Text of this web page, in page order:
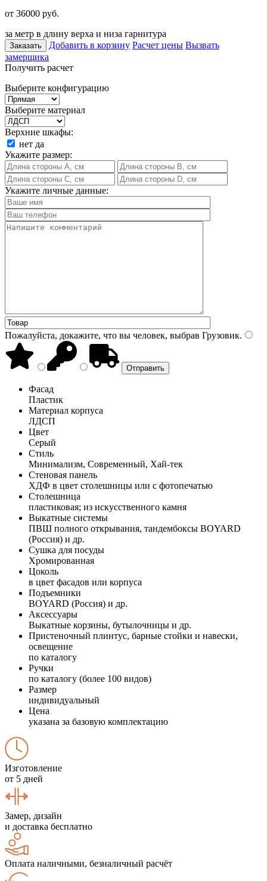
от 36000 руб.
за метр в длину верха и низа гарнитура
Заказать Добавить в корзину Расчет цены Вызвать
замерщика
Получить расчет
Выберите конфигурацию
Выберите материал
Верхние шкафы:
нет да
Укажите размер:
Укажите личные данные:
Пожалуйста, докажите, что вы человек, выбрав Грузовик.
Фасад
Пластик
Материал корпуса
ЛДСП
Цвет
Серый
Стиль
Минимализм, Современный, Хай-тек
Стеновая панель
ХДФ в цвет столешницы или с фотопечатью
Столешница
пластиковая; из искусственного камня
Выкатные системы
ПВШ полного открывания, тандембоксы BOYARD
(Россия) и др.
Сушка для посуды
Хромированная
Цоколь
в цвет фасадов или корпуса
Подъемники
BOYARD (Россия) и др.
Аксессуары
Выкатные корзины, бутылочницы и др.
Пристеночный плинтус, барные стойки и навески,
освещение
по каталогу
Ручки
по каталогу (более 100 видов)
Размер
индивидуальный
Цена
указана за базовую комплектацию
Изготовление
от 5 дней
Замер, дизайн
и доставка бесплатно
Оплата наличными, безналичный расчёт